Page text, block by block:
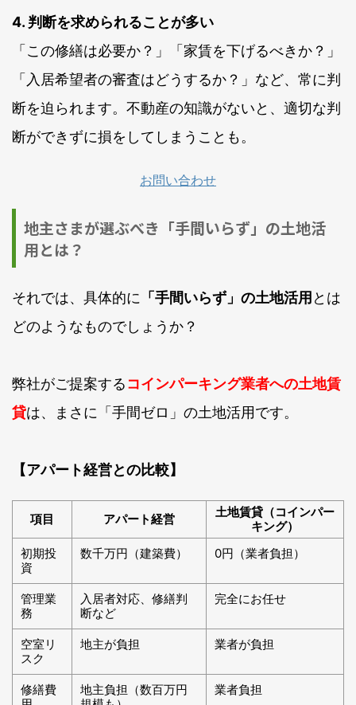
4. 判断を求められることが多い
「この修繕は必要か？」「家賃を下げるべきか？」
「入居希望者の審査はどうするか？」など、常に判
断を迫られます。不動産の知識がないと、適切な判
断ができずに損をしてしまうことも。
お問い合わせ
地主さまが選ぶべき「手間いらず」の土地活
用とは？
それでは、具体的に 「手間いらず」の土地活用 とは
どのようなものでしょうか？
弊社がご提案するコインパーキング業者への土地賃
貸は、まさに「手間ゼロ」の土地活用です。
【アパート経営との比較】
項目 アパート経営
土地賃貸（コインパー
キング）
初期投
資
数千万円（建築費） 0円（業者負担）
管理業
務
入居者対応、修繕判
断など
完全にお任せ
空室リ
スク
地主が負担 業者が負担
修繕費
地主負担（数百万円
業者負担